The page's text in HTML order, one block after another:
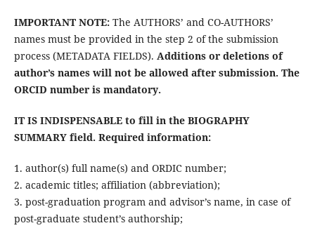
IMPORTANT NOTE: The AUTHORS’ and CO-AUTHORS’
names must be provided in the step 2 of the submission
process (METADATA FIELDS). Additions or deletions of
author’s names will not be allowed after submission. The
ORCID number is mandatory.
IT IS INDISPENSABLE to fill in the BIOGRAPHY
SUMMARY field. Required information:
1. author(s) full name(s) and ORDIC number;
2. academic titles; affiliation (abbreviation);
3. post-graduation program and advisor’s name, in case of
post-graduate student’s authorship;